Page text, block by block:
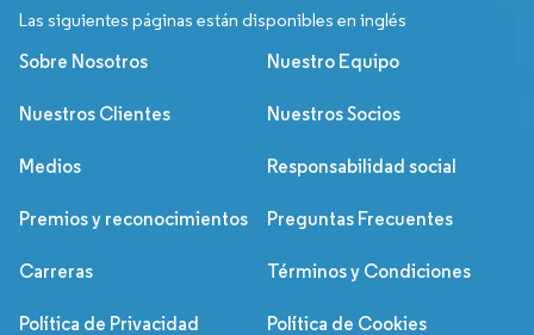
Las siguientes páginas están disponibles en inglés
Sobre Nosotros Nuestro Equipo
Nuestros Clientes Nuestros Socios
Medios Responsabilidad social
Premios y reconocimientos Preguntas Frecuentes
Carreras Términos y Condiciones
Política de Privacidad Política de Cookies